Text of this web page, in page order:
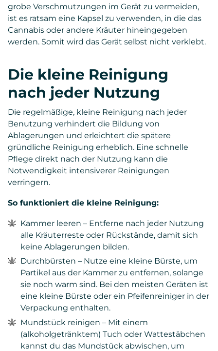
grobe Verschmutzungen im Gerät zu vermeiden,
ist es ratsam eine Kapsel zu verwenden, in die das
Cannabis oder andere Kräuter hineingegeben
werden. Somit wird das Gerät selbst nicht verklebt.
Die kleine Reinigung
nach jeder Nutzung
Die regelmäßige, kleine Reinigung nach jeder
Benutzung verhindert die Bildung von
Ablagerungen und erleichtert die spätere
gründliche Reinigung erheblich. Eine schnelle
Pflege direkt nach der Nutzung kann die
Notwendigkeit intensiverer Reinigungen
verringern.
So funktioniert die kleine Reinigung:
Kammer leeren – Entferne nach jeder Nutzung
alle Kräuterreste oder Rückstände, damit sich
keine Ablagerungen bilden.
Durchbürsten – Nutze eine kleine Bürste, um
Partikel aus der Kammer zu entfernen, solange
sie noch warm sind. Bei den meisten Geräten ist
eine kleine Bürste oder ein Pfeifenreiniger in der
Verpackung enthalten.
Mundstück reinigen – Mit einem
(alkoholgetränktem) Tuch oder Wattestäbchen
kannst du das Mundstück abwischen, um